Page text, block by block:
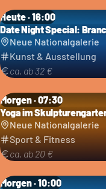
Heute · 16:00
Date Night Special:
Neue Nationalgalerie
Kunst & Ausstellung
ca. ab 32 €
Morgen · 07:30
Yoga im
Neue Nationalgalerie
Sport & Fitness
ca. ab 20 €
Morgen · 10:00